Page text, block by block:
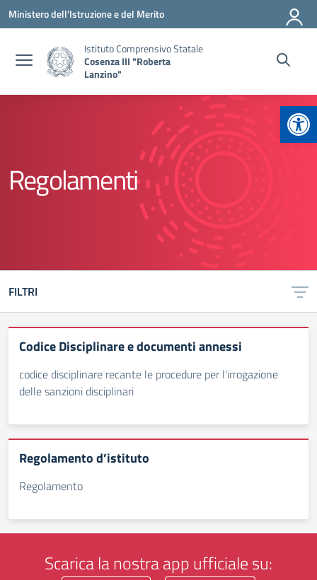
Vai ai contenuti
Vai al menu di navigazione
Vai al footer
Ministero dell'Istruzione e del Merito
Istituto Comprensivo Statale
Cosenza III "Roberta
Lanzino"
Regolamenti
FILTRI
Codice Disciplinare e documenti annessi
codice disciplinare recante le procedure per l'irrogazione
delle sanzioni disciplinari
Regolamento d’istituto
Regolamento
Scarica la nostra app ufficiale su: